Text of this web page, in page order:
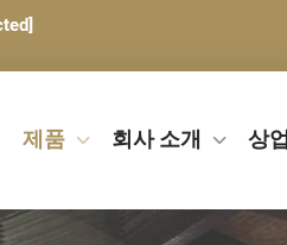
제품 회사 소개 상